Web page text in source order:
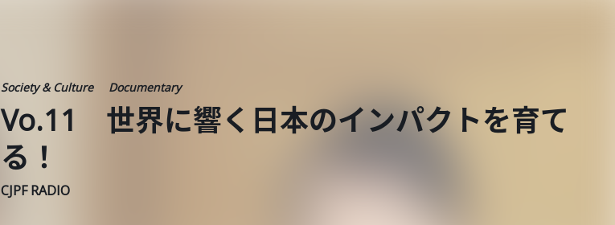
Society & Culture Documentary
Vo.11 世界に響く日本のインパクトを育て
る！
CJPF RADIO